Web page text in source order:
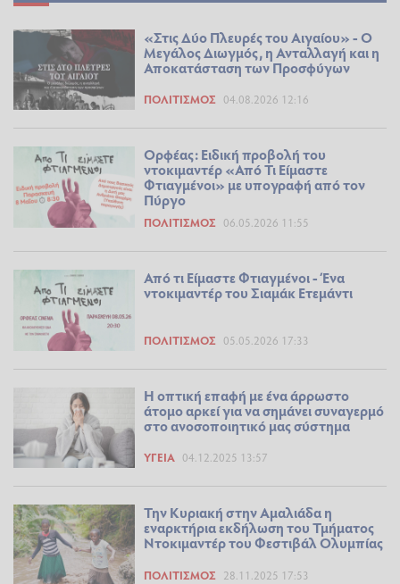
«Στις Δύο Πλευρές του Αιγαίου» - Ο
Μεγάλος Διωγμός, η Ανταλλαγή και η
Αποκατάσταση των Προσφύγων
ΠΟΛΙΤΙΣΜΌΣ 04.08.2026 12:16
Ορφέας: Ειδική προβολή του
ντοκιμαντέρ «Από Τι Είμαστε
Φτιαγμένοι» με υπογραφή από τον
Πύργο
ΠΟΛΙΤΙΣΜΌΣ 06.05.2026 11:55
Από τι Είμαστε Φτιαγμένοι - Ένα
ντοκιμαντέρ του Σιαμάκ Ετεμάντι
ΠΟΛΙΤΙΣΜΌΣ 05.05.2026 17:33
Η οπτική επαφή με ένα άρρωστο
άτομο αρκεί για να σημάνει συναγερμό
στο ανοσοποιητικό μας σύστημα
ΥΓΕΊΑ 04.12.2025 13:57
Την Κυριακή στην Αμαλιάδα η
εναρκτήρια εκδήλωση του Τμήματος
Ντοκιμαντέρ του Φεστιβάλ Ολυμπίας
ΠΟΛΙΤΙΣΜΌΣ 28.11.2025 17:53